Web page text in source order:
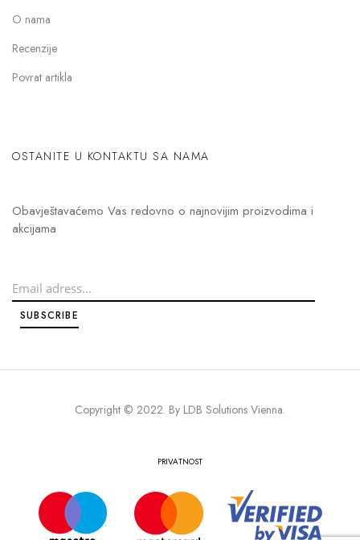
O nama
Recenzije
Povrat artikla
OSTANITE U KONTAKTU SA NAMA
Obavještavaćemo Vas redovno o najnovijim proizvodima i
akcijama
Copyright © 2022. By LDB Solutions Vienna.
PRIVATNOST